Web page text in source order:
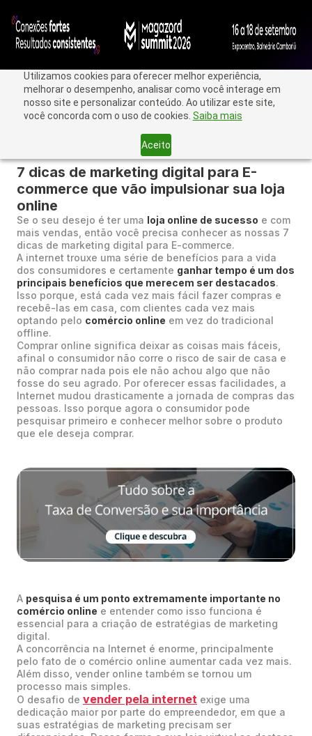
Utilizamos cookies para oferecer melhor experiência,
melhorar o desempenho, analisar como você interage em
nosso site e personalizar conteúdo. Ao utilizar este site,
você concorda com o uso de cookies. Saiba mais
Aceito
7 dicas de marketing digital para E-
commerce que vão impulsionar sua loja
online
Se o seu desejo é ter uma loja online de sucesso e com
mais vendas, então você precisa conhecer as nossas 7
dicas de marketing digital para E-commerce.
A internet trouxe uma série de benefícios para a vida
dos consumidores e certamente ganhar tempo é um dos
principais benefícios que merecem ser destacados.
Isso porque, está cada vez mais fácil fazer compras e
recebê-las em casa, com clientes cada vez mais
optando pelo comércio online em vez do tradicional
offline.
Comprar online significa deixar as coisas mais fáceis,
afinal o consumidor não corre o risco de sair de casa e
não comprar nada pois ele não achou algo que não
fosse do seu agrado. Por oferecer essas facilidades, a
Internet mudou drasticamente a jornada de compras das
pessoas. Isso porque agora o consumidor pode
pesquisar primeiro e conhecer melhor sobre o produto
que ele deseja comprar.
A pesquisa é um ponto extremamente importante no
comércio online e entender como isso funciona é
essencial para a criação de estratégias de marketing
digital.
A concorrência na Internet é enorme, principalmente
pelo fato de o comércio online aumentar cada vez mais.
Além disso, vender online também se tornou um
processo mais simples.
O desafio de vender pela internet exige uma
dedicação maior por parte do empreendedor, em que a
suas estratégias de marketing precisam ser